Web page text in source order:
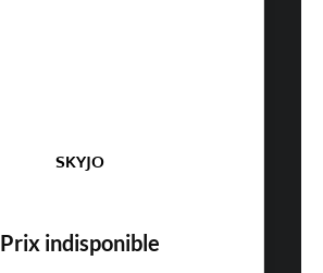
SKYJO
Prix indisponible